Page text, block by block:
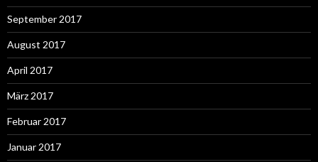
September 2017
August 2017
April 2017
März 2017
Februar 2017
Januar 2017